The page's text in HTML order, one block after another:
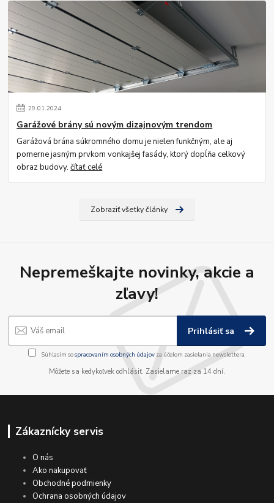
29.01.2024
Garážové brány sú novým dizajnovým trendom
Garážová brána súkromného domu je nielen funkčným, ale aj
pomerne jasným prvkom vonkajšej fasády, ktorý dopĺňa celkový
obraz budovy.čítať celé
Zobraziť všetky články
Nepremeškajte novinky, akcie a
zľavy!
Prihlásiť sa
Súhlasím sospracovaním osobných údajov za účelom zasielania newslettera.
Môžete sa kedykoľvek odhlásiť. Zasielame raz za 14 dní.
Zákaznícky servis
O nás
Ako nakupovať
Obchodné podmienky
Ochrana osobných údajov